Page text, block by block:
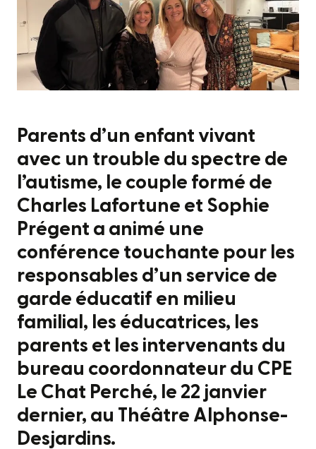
Parents d’un enfant vivant
avec un trouble du spectre de
l’autisme, le couple formé de
Charles Lafortune et Sophie
Prégent a animé une
conférence touchante pour les
responsables d’un service de
garde éducatif en milieu
familial, les éducatrices, les
parents et les intervenants du
bureau coordonnateur du CPE
Le Chat Perché, le 22 janvier
dernier, au Théâtre Alphonse-
Desjardins.